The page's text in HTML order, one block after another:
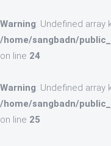
Warning: Undefined array
/home/sangbadn/
on line 24
Warning: Undefined array
/home/sangbadn/
on line 25